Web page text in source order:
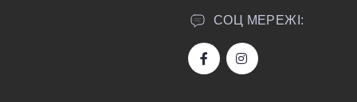
СОЦ МЕРЕЖІ: